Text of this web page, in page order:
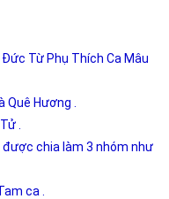
Từ Phụ Thích Ca Mâu
Hương .
.
chia làm 3 nhóm như
ca .